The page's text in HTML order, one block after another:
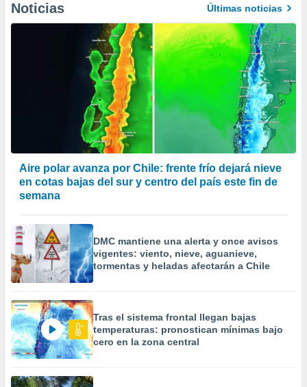
Noticias Últimas noticias
Aire polar avanza por Chile: frente frío dejará nieve
en cotas bajas del sur y centro del país este fin de
semana
DMC mantiene una alerta y once avisos
vigentes: viento, nieve, aguanieve,
tormentas y heladas afectarán a Chile
Tras el sistema frontal llegan bajas
temperaturas: pronostican mínimas bajo
cero en la zona central